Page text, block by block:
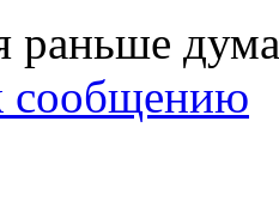
раньше
сообщению